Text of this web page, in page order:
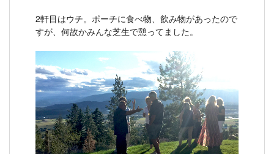
2軒目はウチ。ポーチに食べ物、飲み物があったので
すが、何故かみんな芝生で憩ってました。